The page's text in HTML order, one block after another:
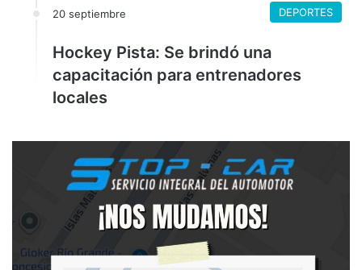
20 septiembre DEPORTES
Hockey Pista: Se brindó una
capacitación para entrenadores
locales